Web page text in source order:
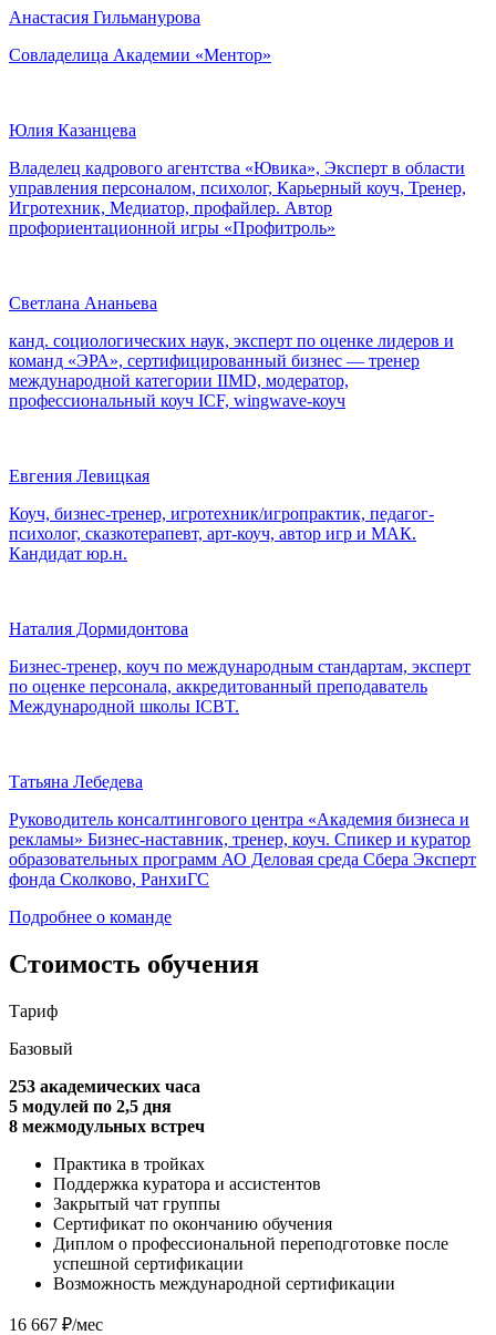
Анастасия Гильманурова
Совладелица Академии «Ментор»
Юлия Казанцева
Владелец кадрового агентства «Ювика», Эксперт в области
управления персоналом, психолог, Карьерный коуч, Тренер,
Игротехник, Медиатор, профайлер. Автор
профориентационной игры «Профитроль»
Светлана Ананьева
канд. социологических наук, эксперт по оценке лидеров и
команд «ЭРА», сертифицированный бизнес — тренер
международной категории IIMD, модератор,
профессиональный коуч ICF, wingwave-коуч
Евгения Левицкая
Коуч, бизнес-тренер, игротехник/игропрактик, педагог-
психолог, сказкотерапевт, арт-коуч, автор игр и МАК.
Кандидат юр.н.
Наталия Дормидонтова
Бизнес-тренер, коуч по международным стандартам, эксперт
по оценке персонала, аккредитованный преподаватель
Международной школы ICBT.
Татьяна Лебедева
Руководитель консалтингового центра «Академия бизнеса и
рекламы» Бизнес-наставник, тренер, коуч. Спикер и куратор
образовательных программ АО Деловая среда Сбера Эксперт
фонда Сколково, РанхиГС
Подробнее о команде
Стоимость обучения
Тариф
Базовый
253 академических часа
5 модулей по 2,5 дня
8 межмодульных встреч
Практика в тройках
Поддержка куратора и ассистентов
Закрытый чат группы
Сертификат по окончанию обучения
Диплом о профессиональной переподготовке после
успешной сертификации
Возможность международной сертификации
16 667 ₽/мес